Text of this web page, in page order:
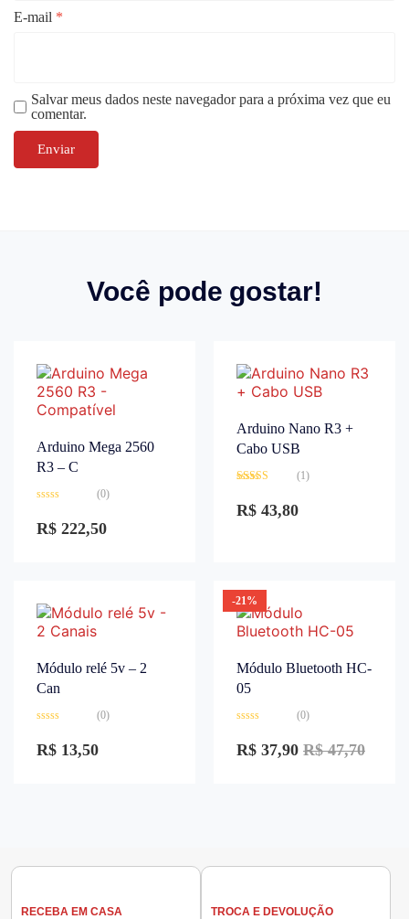
E-mail *
Salvar meus dados neste navegador para a próxima vez que eu
comentar.
Você pode gostar!
Arduino Mega 2560
R3 – C
0
de
(0)
R$ 222,50
Arduino Nano R3 +
Cabo USB
3.00 de
5
(1)
R$ 43,80
Módulo relé 5v – 2
Can
0
de
(0)
R$ 13,50
-21%
Módulo Bluetooth HC-
05
0
de
(0)
R$47,70
R$ 37,90
RECEBA EM CASA TROCA E DEVOLUÇÃO